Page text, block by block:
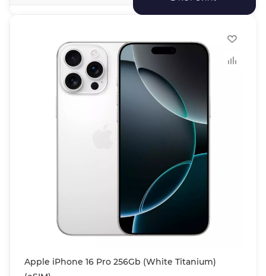
Apple iPhone 16 Pro 256Gb (White Titanium)